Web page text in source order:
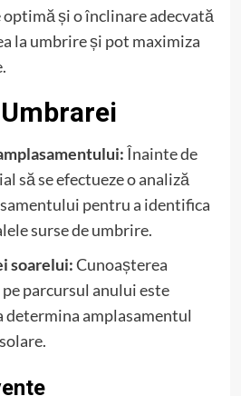
și o înclinare adecvată
la umbrire și pot maximiza
Înainte de
să se efectueze o analiză
pentru a identifica
surse de umbrire.
soarelui:Cunoașterea
parcursul anului este
amplasamentul